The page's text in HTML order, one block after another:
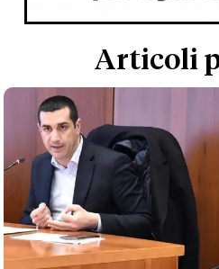
Articoli